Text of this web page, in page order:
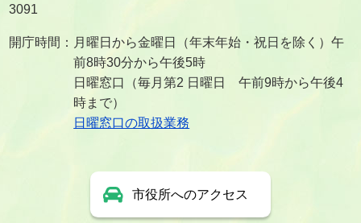
3091
開庁時間：月曜日から金曜日（年末年始・祝日を除く）午
前8時30分から午後5時
日曜窓口（毎月第2 日曜日 午前9時から午後4
時まで）
日曜窓口の取扱業務
市役所へのアクセス